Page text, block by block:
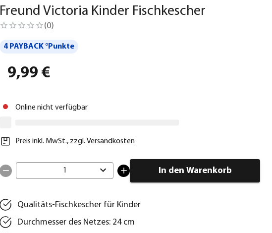
Freund Victoria Kinder Fischkescher
(0)
4 PAYBACK °Punkte
9,99 €
Online nicht verfügbar
Preis inkl. MwSt., zzgl. Versandkosten
1 In den Warenkorb
Qualitäts-Fischkescher für Kinder
Durchmesser des Netzes: 24 cm